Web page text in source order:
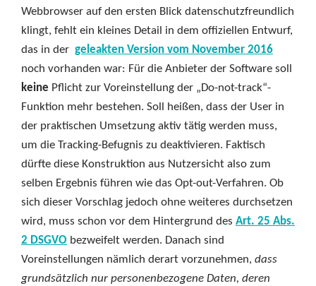
Webbrowser auf den ersten Blick datenschutzfreundlich
klingt, fehlt ein kleines Detail in dem offiziellen Entwurf,
das in der geleakten Version vom November 2016
noch vorhanden war: Für die Anbieter der Software soll
keine Pflicht zur Voreinstellung der „Do-not-track“-
Funktion mehr bestehen. Soll heißen, dass der User in
der praktischen Umsetzung aktiv tätig werden muss,
um die Tracking-Befugnis zu deaktivieren. Faktisch
dürfte diese Konstruktion aus Nutzersicht also zum
selben Ergebnis führen wie das Opt-out-Verfahren. Ob
sich dieser Vorschlag jedoch ohne weiteres durchsetzen
wird, muss schon vor dem Hintergrund des Art. 25 Abs.
2 DSGVO bezweifelt werden. Danach sind
Voreinstellungen nämlich derart vorzunehmen, dass
grundsätzlich nur personenbezogene Daten, deren